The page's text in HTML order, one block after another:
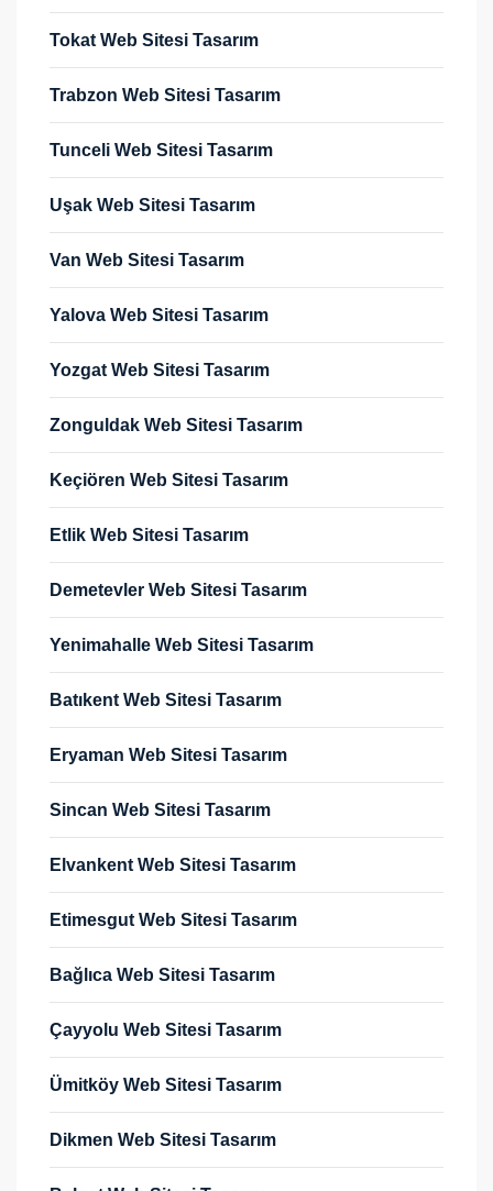
Tokat Web Sitesi Tasarım
Trabzon Web Sitesi Tasarım
Tunceli Web Sitesi Tasarım
Uşak Web Sitesi Tasarım
Van Web Sitesi Tasarım
Yalova Web Sitesi Tasarım
Yozgat Web Sitesi Tasarım
Zonguldak Web Sitesi Tasarım
Keçiören Web Sitesi Tasarım
Etlik Web Sitesi Tasarım
Demetevler Web Sitesi Tasarım
Yenimahalle Web Sitesi Tasarım
Batıkent Web Sitesi Tasarım
Eryaman Web Sitesi Tasarım
Sincan Web Sitesi Tasarım
Elvankent Web Sitesi Tasarım
Etimesgut Web Sitesi Tasarım
Bağlıca Web Sitesi Tasarım
Çayyolu Web Sitesi Tasarım
Ümitköy Web Sitesi Tasarım
Dikmen Web Sitesi Tasarım